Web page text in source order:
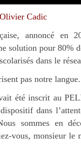
Cadic
annoncé en
solution pour 80%
dans le
pas notre langue.
été inscrit au
dans
sommes en
vous, monsieur le